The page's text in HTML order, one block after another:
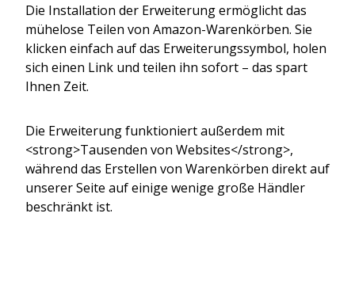
Die Installation der Erweiterung ermöglicht das
mühelose Teilen von Amazon-Warenkörben. Sie
klicken einfach auf das Erweiterungssymbol, holen
sich einen Link und teilen ihn sofort – das spart
Ihnen Zeit.
Die Erweiterung funktioniert außerdem mit
<strong>Tausenden von Websites</strong>,
während das Erstellen von Warenkörben direkt auf
unserer Seite auf einige wenige große Händler
beschränkt ist.